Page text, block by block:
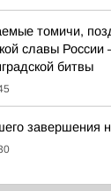
томичи,
славы
битвы
завершения